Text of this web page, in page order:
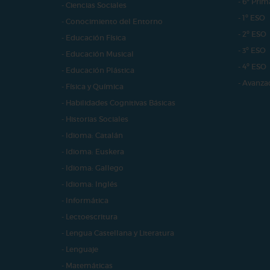
- Ciencias Sociales
- Conocimiento del Entorno
- Educación Física
- Educación Musical
- Educación Plástica
- Física y Química
- Habilidades Cognitivas Básicas
- Historias Sociales
- Idioma: Catalán
- Idioma: Euskera
- Idioma: Gallego
- Idioma: Inglés
- Informática
- Lectoescritura
- Lengua Castellana y Literatura
- Lenguaje
- Matemáticas
- 1º ESO
- 2º ESO
- 3º ESO
- 4º ESO
-